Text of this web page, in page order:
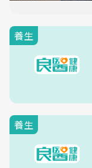
養生
養生